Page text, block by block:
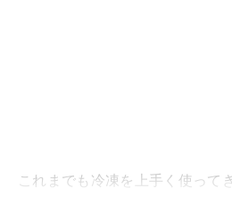
これまでも冷凍を上手く使って